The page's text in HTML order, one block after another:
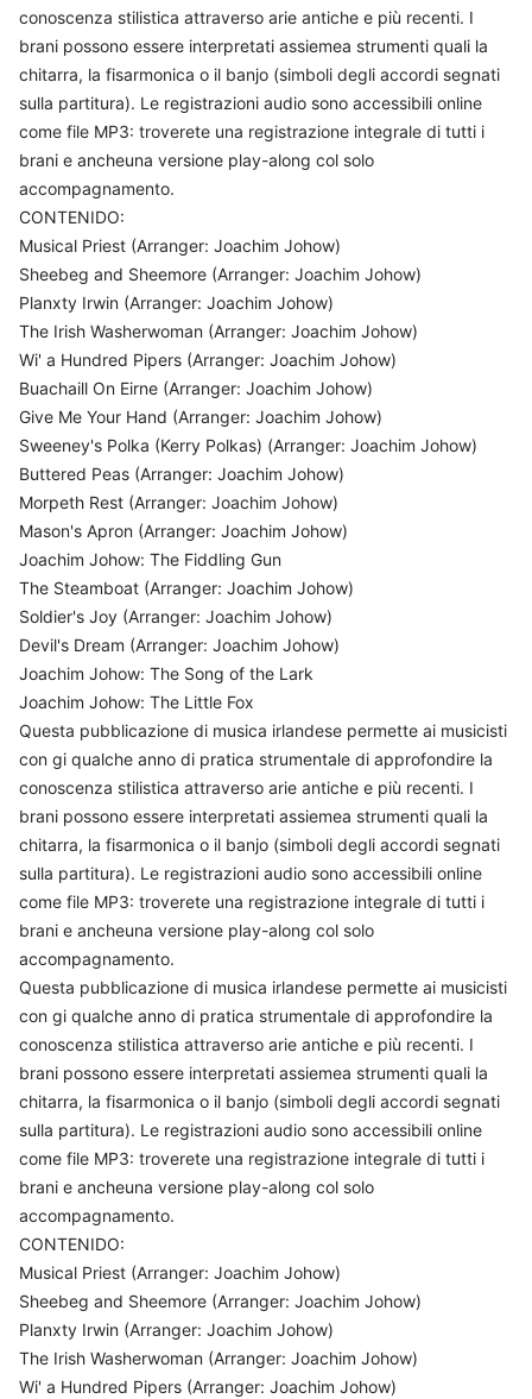
conoscenza stilistica attraverso arie antiche e più recenti. I
brani possono essere interpretati assiemea strumenti quali la
chitarra, la fisarmonica o il banjo (simboli degli accordi segnati
sulla partitura). Le registrazioni audio sono accessibili online
come file MP3: troverete una registrazione integrale di tutti i
brani e ancheuna versione play-along col solo
accompagnamento.
CONTENIDO:
Musical Priest (Arranger: Joachim Johow)
Sheebeg and Sheemore (Arranger: Joachim Johow)
Planxty Irwin (Arranger: Joachim Johow)
The Irish Washerwoman (Arranger: Joachim Johow)
Wi' a Hundred Pipers (Arranger: Joachim Johow)
Buachaill On Eirne (Arranger: Joachim Johow)
Give Me Your Hand (Arranger: Joachim Johow)
Sweeney's Polka (Kerry Polkas) (Arranger: Joachim Johow)
Buttered Peas (Arranger: Joachim Johow)
Morpeth Rest (Arranger: Joachim Johow)
Mason's Apron (Arranger: Joachim Johow)
Joachim Johow: The Fiddling Gun
The Steamboat (Arranger: Joachim Johow)
Soldier's Joy (Arranger: Joachim Johow)
Devil's Dream (Arranger: Joachim Johow)
Joachim Johow: The Song of the Lark
Joachim Johow: The Little Fox
Questa pubblicazione di musica irlandese permette ai musicisti
con gi qualche anno di pratica strumentale di approfondire la
conoscenza stilistica attraverso arie antiche e più recenti. I
brani possono essere interpretati assiemea strumenti quali la
chitarra, la fisarmonica o il banjo (simboli degli accordi segnati
sulla partitura). Le registrazioni audio sono accessibili online
come file MP3: troverete una registrazione integrale di tutti i
brani e ancheuna versione play-along col solo
accompagnamento.
Questa pubblicazione di musica irlandese permette ai musicisti
con gi qualche anno di pratica strumentale di approfondire la
conoscenza stilistica attraverso arie antiche e più recenti. I
brani possono essere interpretati assiemea strumenti quali la
chitarra, la fisarmonica o il banjo (simboli degli accordi segnati
sulla partitura). Le registrazioni audio sono accessibili online
come file MP3: troverete una registrazione integrale di tutti i
brani e ancheuna versione play-along col solo
accompagnamento.
CONTENIDO:
Musical Priest (Arranger: Joachim Johow)
Sheebeg and Sheemore (Arranger: Joachim Johow)
Planxty Irwin (Arranger: Joachim Johow)
The Irish Washerwoman (Arranger: Joachim Johow)
Wi' a Hundred Pipers (Arranger: Joachim Johow)